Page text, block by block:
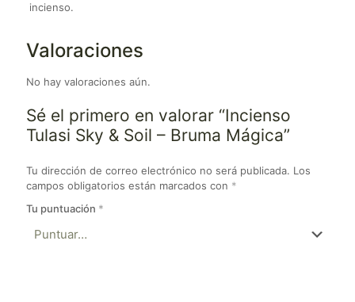
incienso.
Valoraciones
No hay valoraciones aún.
Sé el primero en valorar “Incienso
Tulasi Sky & Soil – Bruma Mágica”
Tu dirección de correo electrónico no será publicada. Los
campos obligatorios están marcados con *
Tu puntuación *